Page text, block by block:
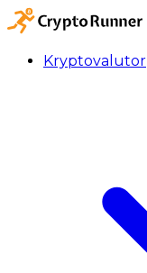
Kryptovalutor